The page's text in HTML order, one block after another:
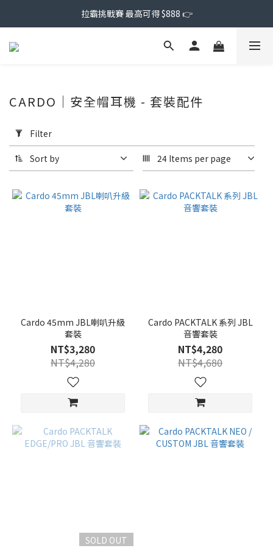
拉霸挑戰賽 最高可得 $888 👉
Filter
(0/20)
Range
CARDO｜安全帽耳機 - 套裝配件
Filter
Sort by 24 Items per page
Cardo 45mm JBL喇叭升級
套裝
NT$3,280
NT$4,280
Cardo PACKTALK 系列 JBL
音響套裝
NT$4,280
NT$4,680
SOLD OUT